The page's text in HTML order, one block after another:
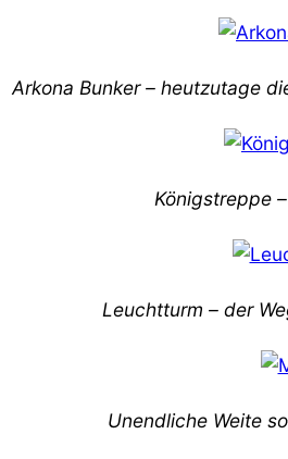
Arkona Bunker – heutzutage
Königstreppe
Leuchtturm – der
Unendliche Weite